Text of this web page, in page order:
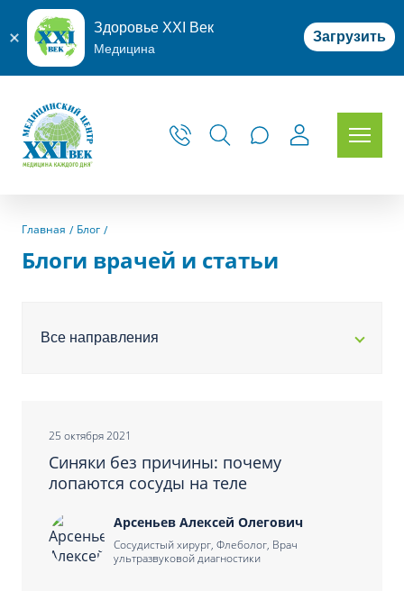
Здоровье XXI Век
Медицина
Загрузить
Главная Блог
Блоги врачей и статьи
Все направления
25 октября 2021
Синяки без причины: почему
лопаются сосуды на теле
Арсеньев Алексей Олегович
Сосудистый хирург, Флеболог, Врач
ультразвуковой диагностики